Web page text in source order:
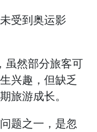
受到奥运影
虽然部分旅客可
兴趣，但缺乏
旅游成长。
题之一，是忽